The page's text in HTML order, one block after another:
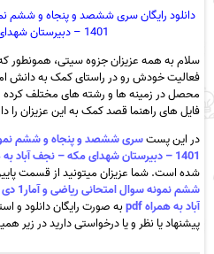
1401 – دبیرستان شهدای مکه – نجف آباد
سلام به همه عزیزان جزوه سیتی، همونطور
فعالیت خودش رو در راستای کمک به دانش
محصل در زمینه ها و رشته های مختلف کرده و
فایل های راهنما قصد کمک به این عزیزان را
در این پست
1401 – دبیرستان شهدای مکه – نجف آباد به همراه pdf
شده است. شما عزیزان میتونید از قسمت
آباد به همراه pdf
به صورت رایگان دانلود و
پیشنهاد یا نظر و یا درخواستی دارید در زیر